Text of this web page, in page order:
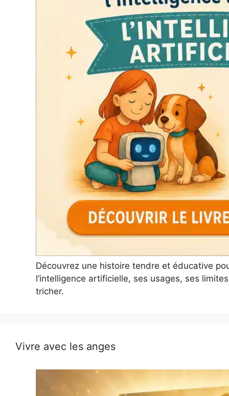
Découvrez une histoire tendre et éducative
l’intelligence artificielle, ses usages, ses
tricher.
Vivre avec les anges